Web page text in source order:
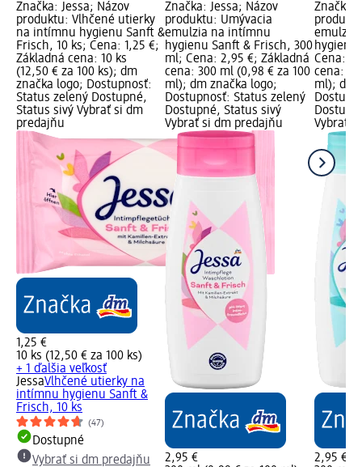
Značka: Jessa; Názov
produktu: Vlhčené utierky
na intímnu hygienu Sanft &
Frisch, 10 ks; Cena: 1,25 €;
Základná cena: 10 ks
(12,50 € za 100 ks); dm
značka logo; Dostupnosť:
Status zelený Dostupné,
Status sivý Vybrať si dm
predajňu
1,25 €
10 ks (12,50 € za 100 ks)
+ 1 ďalšia veľkosť
JessaVlhčené utierky na
intímnu hygienu Sanft &
Frisch, 10 ks
(47)
Dostupné
Vybrať si dm predajňu
Značka: Jessa; Názov
produktu: Umývacia
emulzia na intímnu
hygienu Sanft & Frisch, 300
ml; Cena: 2,95 €; Základná
cena: 300 ml (0,98 € za 100
ml); dm značka logo;
Dostupnosť: Status zelený
Dostupné, Status sivý
Vybrať si dm predajňu
2,95 €
Značka:
emulzia
hygienu
Cena:
cena:
ml); dm
Vybrať
2,95 €